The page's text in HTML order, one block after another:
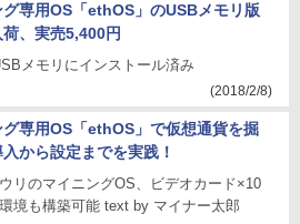
グ専用OS「ethOS」のUSBメモリ版
、実売5,400円
メモリにインストール済み
(2018/2/8)
グ専用OS「ethOS」で仮想通貨を掘
から設定までを実践！
リのマイニングOS、ビデオカード×10
境も構築可能 text by マイナー太郎